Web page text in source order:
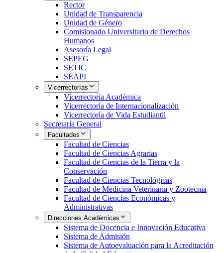
Rector
Unidad de Transparencia
Unidad de Género
Comisionado Universitario de Derechos
Humanos
Asesoría Legal
SEPEG
SETIC
SEAPI
Vicerrectorías
Vicerrectoría Académica
Vicerrectoría de Internacionalización
Vicerrectoría de Vida Estudiantil
Secretaría General
Facultades
Facultad de Ciencias
Facultad de Ciencias Agrarias
Facultad de Ciencias de la Tierra y la
Conservación
Facultad de Ciencias Tecnológicas
Facultad de Medicina Veterinaria y Zootecnia
Facultad de Ciencias Económicas y
Administrativas
Direcciones Académicas
Sistema de Docencia e Innovación Educativa
Sistema de Admisión
Sistema de Autoevaluación para la Acreditación